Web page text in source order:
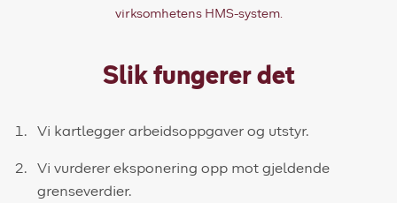
virksomhetens HMS-system.
Slik fungerer det
Vi kartlegger arbeidsoppgaver og utstyr.
Vi vurderer eksponering opp mot gjeldende
grenseverdier.